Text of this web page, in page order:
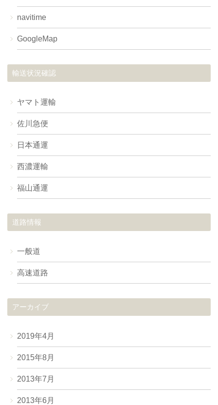
navitime
GoogleMap
輸送状況確認
ヤマト運輸
佐川急便
日本通運
西濃運輸
福山通運
道路情報
一般道
高速道路
アーカイブ
2019年4月
2015年8月
2013年7月
2013年6月